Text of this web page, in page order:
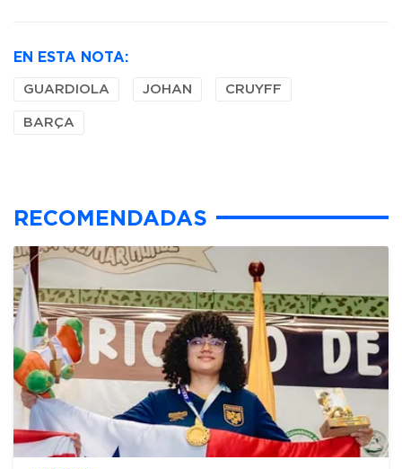
EN ESTA NOTA:
GUARDIOLA JOHAN CRUYFF
BARÇA
RECOMENDADAS